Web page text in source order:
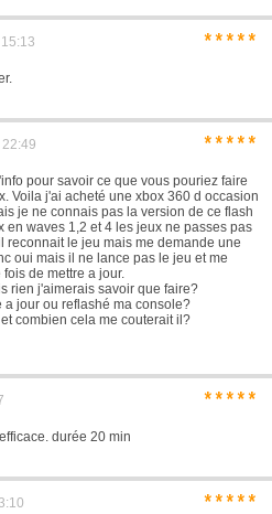
*****
*****
pour savoir ce que vous pouriez faire
Voila j'ai acheté une xbox 360 d occasion
je ne connais pas la version de ce flash
en waves 1,2 et 4 les jeux ne passes pas
reconnait le jeu mais me demande une
oui mais il ne lance pas le jeu et me
de mettre a jour.
rien j'aimerais savoir que faire?
a jour ou reflashé ma console?
combien cela me couterait il?
*****
durée 20 min
*****